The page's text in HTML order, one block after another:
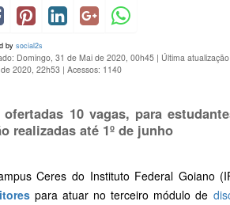
by social2s
Domingo, 31 de Mai de 2020, 00h45 | Última
2020, 22h53 | Acessos: 1140
ofertadas 10 vagas, para
realizadas até 1º de junho
Ceres do Instituto Federal Goiano
para atuar no terceiro módulo de